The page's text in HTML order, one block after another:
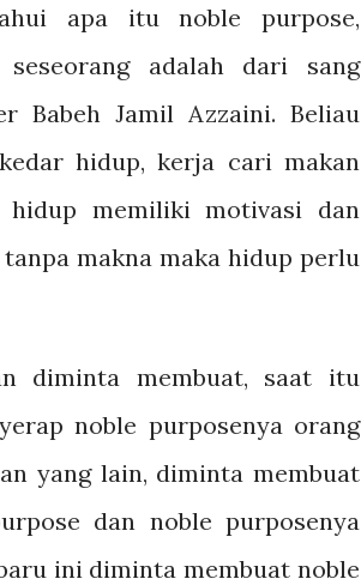
apa itu noble purpose,
adalah dari sang
Babeh Jamil Azzaini. Beliau
hidup, kerja cari makan
memiliki motivasi dan
makna maka hidup perlu
diminta membuat, saat itu
noble purposenya orang
yang lain, diminta membuat
dan noble purposenya
ini diminta membuat noble